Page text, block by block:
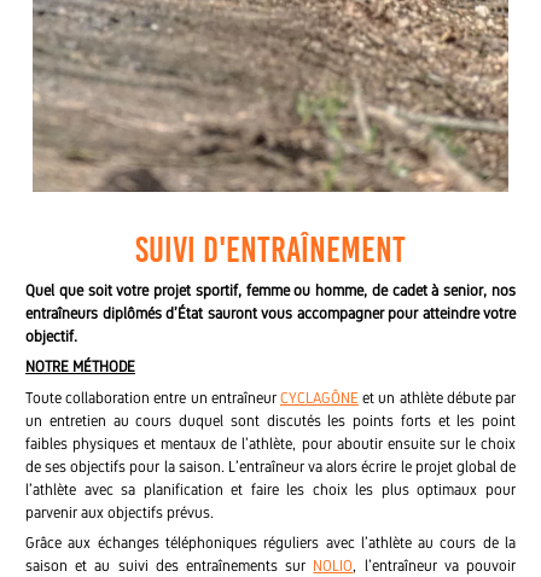
Suivi d'entraînement
Quel que soit votre projet sportif, femme ou homme, de cadet à senior,nos
entraîneurs diplômés d’État sauront vous accompagner pour atteindre votre
objectif.
NOTRE MÉTHODE
Toute collaboration entre un entraîneur CYCLAGÔNE et un athlète débute par
un entretien au cours duquel sont discutés les points forts et les point
faibles physiques et mentaux de l’athlète, pour aboutir ensuite sur le choix
de ses objectifs pour la saison. L’entraîneur va alors écrire le projet global de
l’athlète avec sa planification et faire les choix les plus optimaux pour
parvenir aux objectifs prévus.
Grâce aux échanges téléphoniques réguliers avec l’athlète au cours de la
saison et au suivi des entraînements sur NOLIO, l’entraîneur va pouvoir